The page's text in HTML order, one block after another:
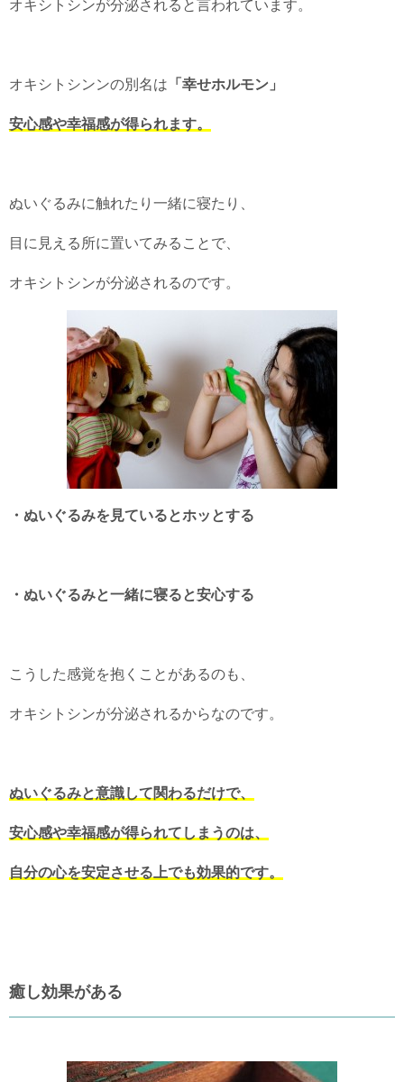
オキシトシンが分泌されると言われています。
オキシトシンンの別名は 「幸せホルモン」
安心感や幸福感が得られます。
ぬいぐるみに触れたり一緒に寝たり、
目に見える所に置いてみることで、
オキシトシンが分泌されるのです。
・ぬいぐるみを見ているとホッとする
・ぬいぐるみと一緒に寝ると安心する
こうした感覚を抱くことがあるのも、
オキシトシンが分泌されるからなのです。
ぬいぐるみと意識して関わるだけで、
安心感や幸福感が得られてしまうのは、
自分の心を安定させる上でも効果的です。
癒し効果がある